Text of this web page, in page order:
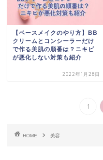
【ベースメイクのやり方】BB
クリームとコンシーラーだけ
で作る美肌の順番は？ニキビ
が悪化しない対策も紹介
2022年1月28日
1
HOME 美容